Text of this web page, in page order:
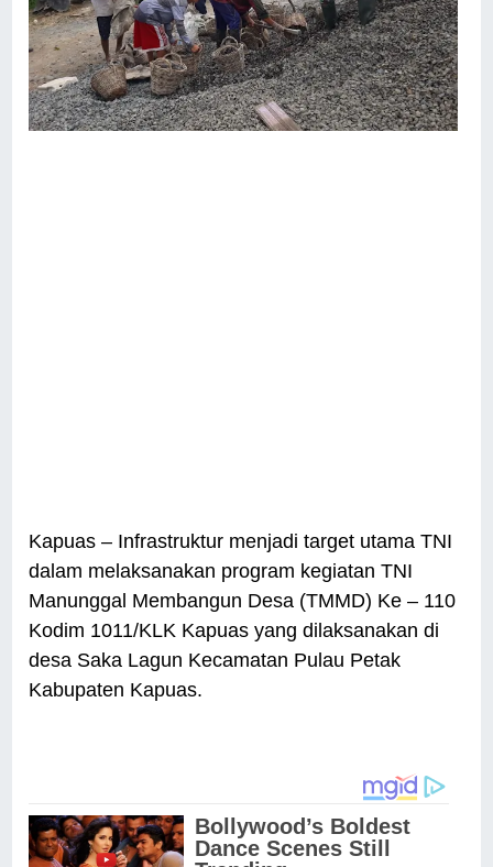
Kapuas – Infrastruktur menjadi target utama TNI
dalam melaksanakan program kegiatan TNI
Manunggal Membangun Desa (TMMD) Ke – 110
Kodim 1011/KLK Kapuas yang dilaksanakan di
desa Saka Lagun Kecamatan Pulau Petak
Kabupaten Kapuas.